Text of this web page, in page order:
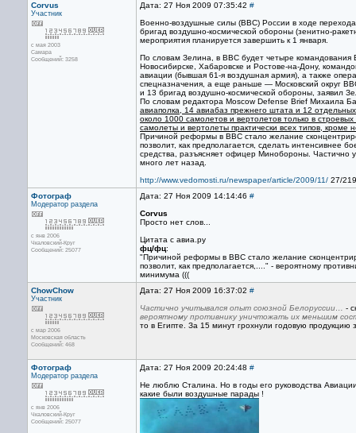
Corvus
Участник
с мая 2003
Самара
Сообщений: 3258
Дата: 27 Ноя 2009 07:35:42 #
Военно-воздушные силы (ВВС) России в ходе перехода
бригад воздушно-космической обороны (зенитно-
мероприятия планируется завершить к 1 января.
По словам Зелина, в ВВС будет четыре
Новосибирске, Хабаровске и Ростове-на-Дону,
авиации (бывшая 61-я воздушная армия), а также
спецназначения, а еще раньше — Московский округ
и 13 бригад воздушно-космической обороны, заявил
По словам редактора Moscow Defense Brief Михаила
авиаполка, 14 авиабаз прежнего штата и 12
около 1000 самолетов и вертолетов только в
самолеты и вертолеты практически всех типов, кроме
Причиной реформы в ВВС стало желание
позволит, как предполагается, сделать интенсивнее
средства, разъясняет офицер Минобороны. Частично
много лет назад.
http://www.vedomosti.ru/newspaper/article/2009/11/ 27/
Фотограф
Модератор раздела
с янв 2006
Чкаловский-Круг
Сообщений: 25077
Дата: 27 Ноя 2009 14:14:46 #
Corvus
Просто нет слов...
Цитата с авиа.ру
фц/фц:
"Причиной реформы в ВВС стало желание
позволит, как предполагается,...." - вероятному
минимума (((
ChowChow
Участник
с мар 2006
Московская область
Сообщений: 468
Дата: 27 Ноя 2009 16:37:02 #
Частично учитывался опыт союзной Белоруссии… -
вероятному противнику уничтожать их меньшим
то в Египте. За 15 минут грохнули годовую
Фотограф
Модератор раздела
с янв 2006
Чкаловский-Круг
Сообщений: 25077
Дата: 27 Ноя 2009 20:24:48 #
Не люблю Сталина. Но в годы его руководства
какие были воздушные парады !